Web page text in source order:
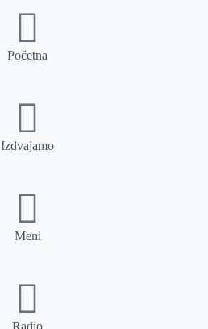
Početna
Izdvajamo
Meni
Radio